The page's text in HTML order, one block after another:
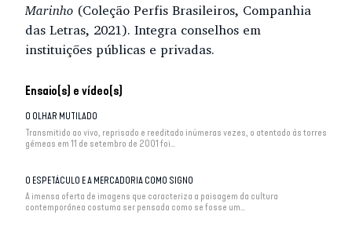
Ensaio(s) e vídeo(s)
O OLHAR MUTILADO
Transmitido ao vivo, reprisado e reeditado inúmeras vezes, o atentado às torres
gêmeas em 11 de setembro de 2001 foi...
O ESPETÁCULO E A MERCADORIA COMO SIGNO
A imensa oferta de imagens que caracteriza a paisagem da cultura
contemporânea costuma ser pensada como se fosse um...
Marinho (Coleção Perfis Brasileiros, Companhia
das Letras, 2021). Integra conselhos em
instituições públicas e privadas.